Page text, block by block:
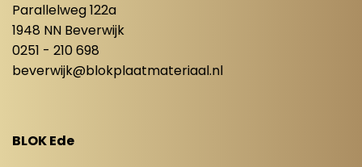
Parallelweg 122a
1948 NN Beverwijk
0251 - 210 698
beverwijk@blokplaatmateriaal.nl
BLOK Ede